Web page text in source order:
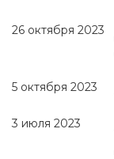
26 октября 2023
5 октября 2023
3 июля 2023